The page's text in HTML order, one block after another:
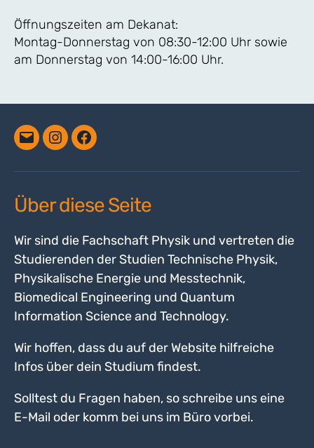
Öffnungszeiten am Dekanat:
Montag-Donnerstag von 08:30-12:00 Uhr sowie
am Donnerstag von 14:00-16:00 Uhr.
EmailInstagramFacebook
Über diese Seite
Wir sind die Fachschaft Physik und vertreten die
Studierenden der Studien Technische Physik,
Physikalische Energie und Messtechnik,
Biomedical Engineering und Quantum
Information Science and Technology.
Wir hoffen, dass du auf der Website hilfreiche
Infos über dein Studium findest.
Solltest du Fragen haben, so schreibe uns eine
E-Mail oder komm bei uns im Büro vorbei.